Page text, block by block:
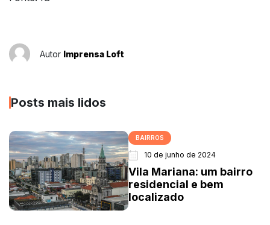
Autor Imprensa Loft
Posts mais lidos
BAIRROS
10 de junho de 2024
Vila Mariana: um bairro
residencial e bem
localizado